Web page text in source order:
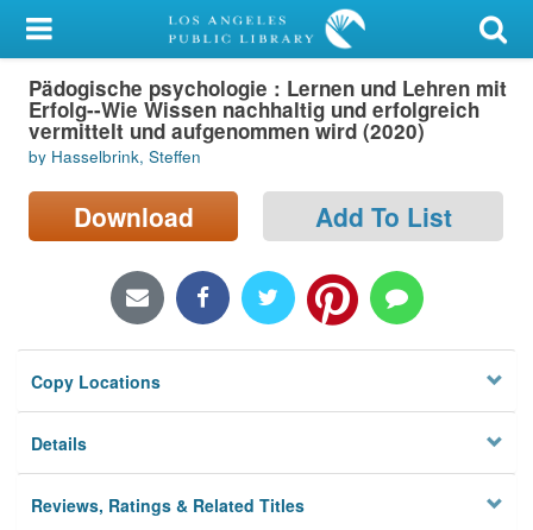
My Account
Library Card
Sign In
Search
Locations/Hours (external
Privacy
Pädogische psychologie : Lernen und Lehren mit
Erfolg--Wie Wissen nachhaltig und erfolgreich
vermittelt und aufgenommen wird (2020)
by Hasselbrink, Steffen
Download Add To List
Copy Locations
Details
Reviews, Ratings & Related Titles